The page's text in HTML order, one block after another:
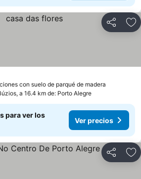
Compartir
con suelo de parqué de madera
a 16.4 km de: Porto Alegre
para ver los
Ver precios
Compartir